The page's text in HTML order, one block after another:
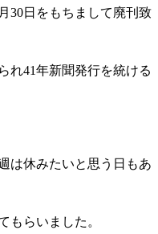
30日をもちまして廃刊致
れ41年新聞発行を統ける
は休みたいと思う日もあ
もらいました。